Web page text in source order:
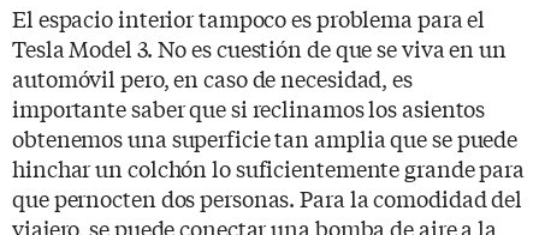
El espacio interior tampoco es problema para el
Tesla Model 3. No es cuestión de que se viva en un
automóvil pero, en caso de necesidad, es
importante saber que si reclinamos los asientos
obtenemos una superficie tan amplia que se puede
hinchar un colchón lo suficientemente grande para
que pernocten dos personas. Para la comodidad del
viajero, se puede conectar una bomba de aire a la